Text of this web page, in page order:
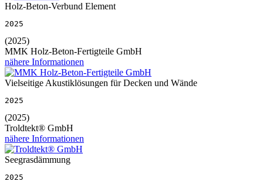
Holz-Beton-Verbund Element
2025
(2025)
MMK Holz-Beton-Fertigteile GmbH
nähere Informationen
Vielseitige Akustiklösungen für Decken und Wände
2025
(2025)
Troldtekt® GmbH
nähere Informationen
Seegrasdämmung
2025